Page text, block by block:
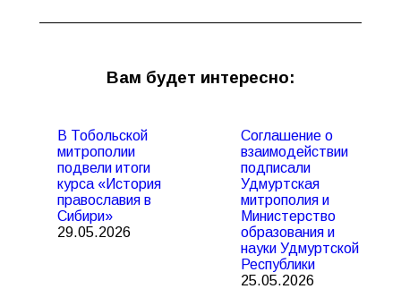
Вам будет интересно:
В Тобольской
митрополии
подвели итоги
курса «История
православия в
Сибири»
29.05.2026
Соглашение о
взаимодействии
подписали
Удмуртская
митрополия и
Министерство
образования и
науки Удмуртской
Республики
25.05.2026